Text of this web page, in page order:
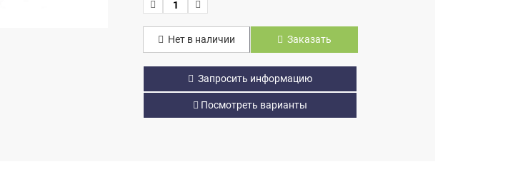
Нет в наличии Заказать
Запросить информацию
Посмотреть варианты